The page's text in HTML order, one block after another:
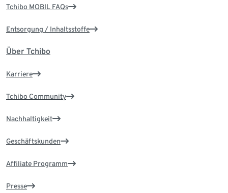
Tchibo MOBIL FAQs
Entsorgung / Inhaltsstoffe
Über Tchibo
Karriere
Tchibo Community
Nachhaltigkeit
Geschäftskunden
Affiliate Programm
Presse